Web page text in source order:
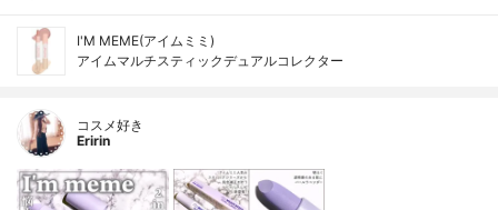
I'M MEME(アイムミミ)
アイムマルチスティックデュアルコレクター
コスメ好き
Eririn